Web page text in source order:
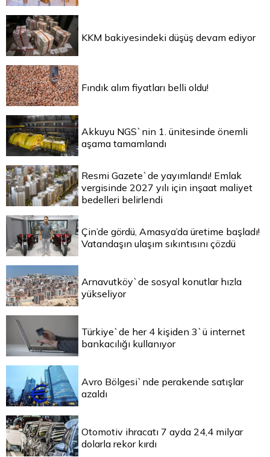
KKM bakiyesindeki düşüş devam ediyor
Fındık alım fiyatları belli oldu!
Akkuyu NGS`nin 1. ünitesinde önemli
aşama tamamlandı
Resmi Gazete`de yayımlandı! Emlak
vergisinde 2027 yılı için inşaat maliyet
bedelleri belirlendi
Çin’de gördü, Amasya’da üretime başladı!
Vatandaşın ulaşım sıkıntısını çözdü
Arnavutköy`de sosyal konutlar hızla
yükseliyor
Türkiye`de her 4 kişiden 3`ü internet
bankacılığı kullanıyor
Avro Bölgesi`nde perakende satışlar
azaldı
Otomotiv ihracatı 7 ayda 24,4 milyar
dolarla rekor kırdı